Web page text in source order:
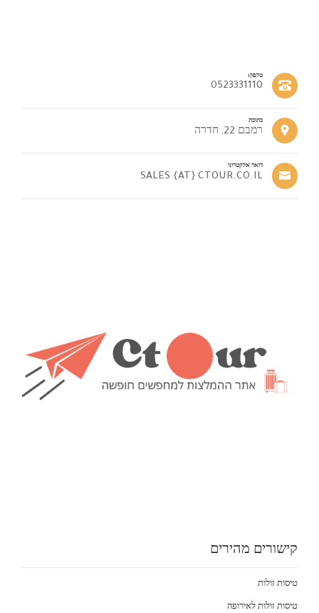
טלפון:
0523331110
כתובת
רמבם 22, חדרה
דואר אלקטרוני
SALES {AT} CTOUR.CO.IL
קישורים מהירים
טיסות זולות
טיסות זולות לאירופה